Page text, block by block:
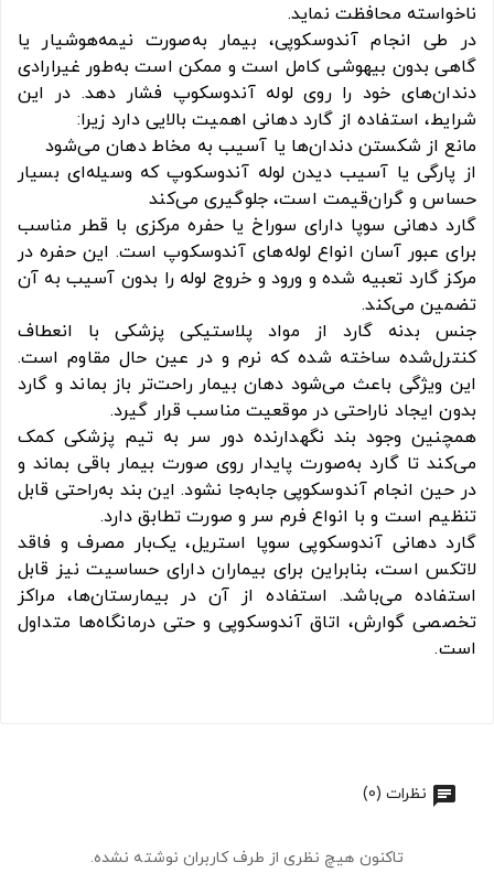
ناخواسته محافظت نماید.
در طی انجام آندوسکوپی، بیمار به‌صورت نیمه‌هوشیار یا
گاهی بدون بیهوشی کامل است و ممکن است به‌طور غیرارادی
دندان‌های خود را روی لوله آندوسکوپ فشار دهد. در این
شرایط، استفاده از گارد دهانی اهمیت بالایی دارد زیرا:
مانع از شکستن دندان‌ها یا آسیب به مخاط دهان می‌شود
از پارگی یا آسیب دیدن لوله آندوسکوپ که وسیله‌ای بسیار
حساس و گران‌قیمت است، جلوگیری می‌کند
گارد دهانی سوپا دارای سوراخ یا حفره مرکزی با قطر مناسب
برای عبور آسان انواع لوله‌های آندوسکوپ است. این حفره در
مرکز گارد تعبیه شده و ورود و خروج لوله را بدون آسیب به آن
تضمین می‌کند.
جنس بدنه گارد از مواد پلاستیکی پزشکی با انعطاف
کنترل‌شده ساخته شده که نرم و در عین حال مقاوم است.
این ویژگی باعث می‌شود دهان بیمار راحت‌تر باز بماند و گارد
بدون ایجاد ناراحتی در موقعیت مناسب قرار گیرد.
همچنین وجود بند نگهدارنده دور سر به تیم پزشکی کمک
می‌کند تا گارد به‌صورت پایدار روی صورت بیمار باقی بماند و
در حین انجام آندوسکوپی جابه‌جا نشود. این بند به‌راحتی قابل
تنظیم است و با انواع فرم سر و صورت تطابق دارد.
گارد دهانی آندوسکوپی سوپا استریل، یک‌بار مصرف و فاقد
لاتکس است، بنابراین برای بیماران دارای حساسیت نیز قابل
استفاده می‌باشد. استفاده از آن در بیمارستان‌ها، مراکز
تخصصی گوارش، اتاق آندوسکوپی و حتی درمانگاه‌ها متداول
است.
نظرات (0)
تاکنون هیچ نظری از طرف کاربران نوشته نشده.